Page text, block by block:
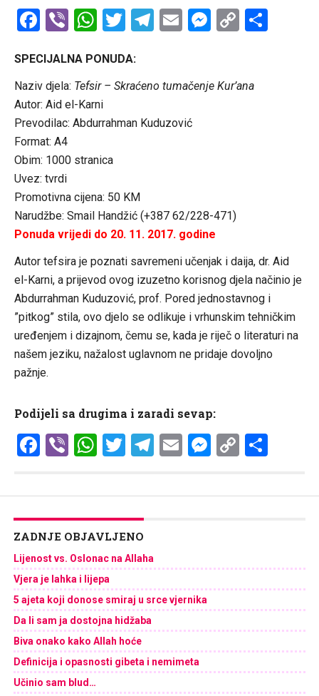
Facebook
ViberWhatsApp
Twitter
Telegram
EmailCopy
SPECIJALNA PONUDA:
Naziv djela: Tefsir – Skraćeno tumačenje Kur’ana
Autor: Aid el-Karni
Prevodilac: Abdurrahman Kuduzović
Format: A4
Obim: 1000 stranica
Uvez: tvrdi
Promotivna cijena: 50 KM
Narudžbe: Smail Handžić (+387 62/228-471)
Ponuda vrijedi do 20. 11. 2017. godine
Autor tefsira je poznati savremeni učenjak i daija, dr. Aid
el-Karni, a prijevod ovog izuzetno korisnog djela načinio je
Abdurrahman Kuduzović, prof. Pored jednostavnog i
”pitkog” stila, ovo djelo se odlikuje i vrhunskim tehničkim
uređenjem i dizajnom, čemu se, kada je riječ o literaturi na
našem jeziku, nažalost uglavnom ne pridaje dovoljno
pažnje.
Podijeli sa drugima i zaradi sevap:
Facebook
ViberWhatsApp
Twitter
Telegram
EmailCopy
ZADNJE OBJAVLJENO
Lijenost vs. Oslonac na Allaha
Vjera je lahka i lijepa
5 ajeta koji donose smiraj u srce vjernika
Da li sam ja dostojna hidžaba
Biva onako kako Allah hoće
Definicija i opasnosti gibeta i nemimeta
Učinio sam blud…